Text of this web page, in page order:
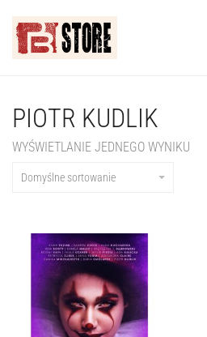
PIOTR KUDLIK
WYŚWIETLANIE JEDNEGO WYNIKU
Domyślne sortowanie